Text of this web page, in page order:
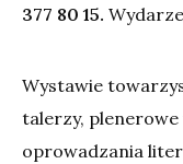
377 80 15.
Wystawie
talerzy,
oprowadzania